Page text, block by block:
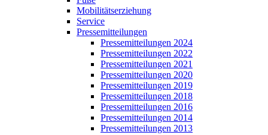
Mobilitätserziehung
Service
Pressemitteilungen
Pressemitteilungen 2024
Pressemitteilungen 2022
Pressemitteilungen 2021
Pressemitteilungen 2020
Pressemitteilungen 2019
Pressemitteilungen 2018
Pressemitteilungen 2016
Pressemitteilungen 2014
Pressemitteilungen 2013